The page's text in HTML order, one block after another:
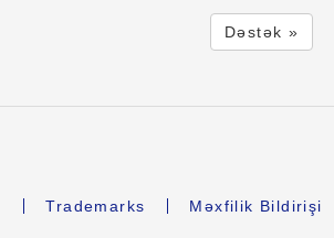
Dəstək »
Trademarks Məxfilik Bildirişi